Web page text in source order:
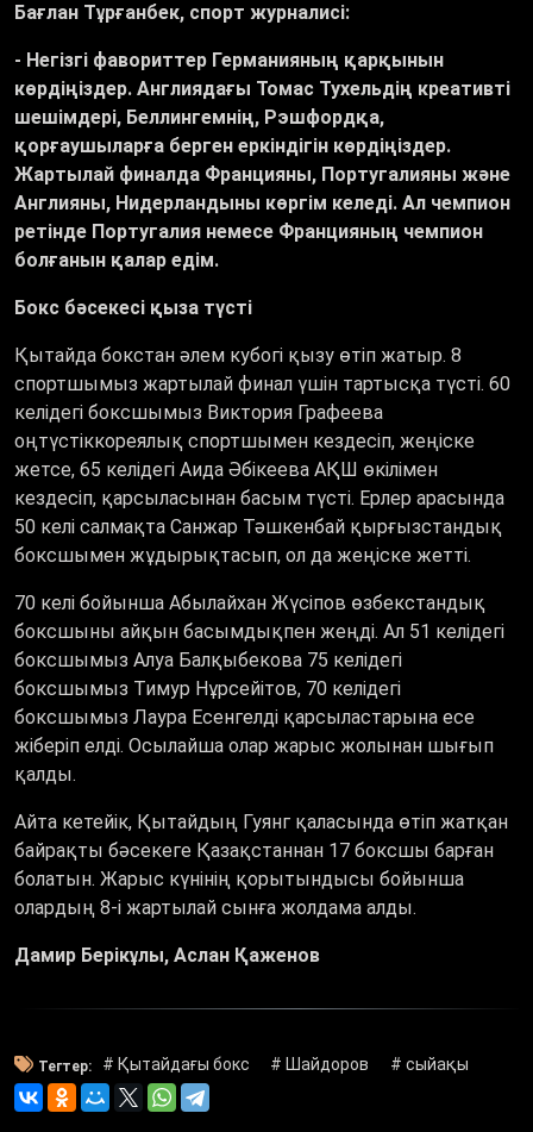
Бағлан Тұрғанбек, спорт журналисі:
- Негізгі фавориттер Германияның қарқынын
көрдіңіздер. Англиядағы Томас Тухельдің креативті
шешімдері, Беллингемнің, Рэшфордқа,
қорғаушыларға берген еркіндігін көрдіңіздер.
Жартылай финалда Францияны, Португалияны және
Англияны, Нидерландыны көргім келеді. Ал чемпион
ретінде Португалия немесе Францияның чемпион
болғанын қалар едім.
Бокс бәсекесі қыза түсті
Қытайда бокстан әлем кубогі қызу өтіп жатыр. 8
спортшымыз жартылай финал үшін тартысқа түсті. 60
келідегі боксшымыз Виктория Графеева
оңтүстіккореялық спортшымен кездесіп, жеңіске
жетсе, 65 келідегі Аида Әбікеева АҚШ өкілімен
кездесіп, қарсыласынан басым түсті. Ерлер арасында
50 келі салмақта Санжар Тәшкенбай қырғызстандық
боксшымен жұдырықтасып, ол да жеңіске жетті.
70 келі бойынша Абылайхан Жүсіпов өзбекстандық
боксшыны айқын басымдықпен жеңді. Ал 51 келідегі
боксшымыз Алуа Балқыбекова 75 келідегі
боксшымыз Тимур Нұрсейітов, 70 келідегі
боксшымыз Лаура Есенгелді қарсыластарына есе
жіберіп елді. Осылайша олар жарыс жолынан шығып
қалды.
Айта кетейік, Қытайдың Гуянг қаласында өтіп жатқан
байрақты бәсекеге Қазақстаннан 17 боксшы барған
болатын. Жарыс күнінің қорытындысы бойынша
олардың 8-і жартылай сынға жолдама алды.
Дамир Берікұлы, Аслан Қаженов
Тегтер: # Қытайдағы бокс # Шайдоров # сыйақы